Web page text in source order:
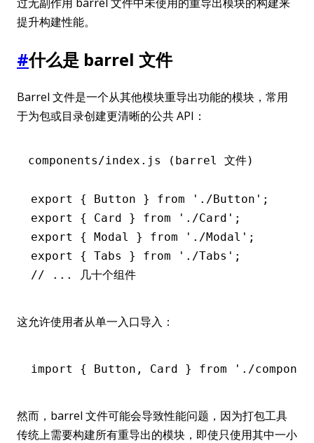
提升构建性能。
#什么是 barrel 文件
Barrel 文件是一个从其他模块重导出功能的模块，常用
于为包或目录创建更清晰的公共 API：
components/index.js (barrel 文件)
export { Button } from './Button' ;
export
{ Card } from './Card' ;
export
{ Modal } from './Modal' ;
export
{ Tabs } from './Tabs' ;
// ... 几十个组件
这允许使用者从单一入口导入：
import { Button , Card } from './
然而，barrel 文件可能会导致性能问题，因为打包工具
传统上需要构建所有重导出的模块，即使只使用其中一小